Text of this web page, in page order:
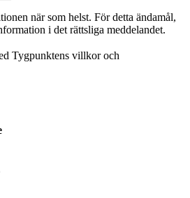
när som helst. För detta ändamål,
i det rättsliga meddelandet.
Tygpunktens villkor och